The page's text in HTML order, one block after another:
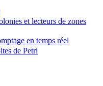
et lecteurs de zones
en temps réel
de Petri